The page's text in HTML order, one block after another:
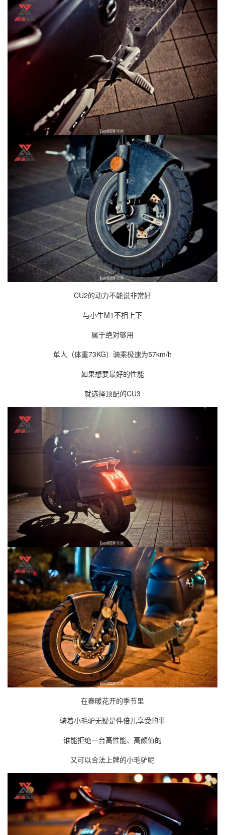
CU2的动力不能说非常好
与小牛M1不相上下
属于绝对够用
单人（体重73KG）骑乘极速为57km/h
如果想要最好的性能
就选择顶配的CU3
在春暖花开的季节里
骑着小毛驴无疑是件倍儿享受的事
谁能拒绝一台高性能、高颜值的
又可以合法上牌的小毛驴呢